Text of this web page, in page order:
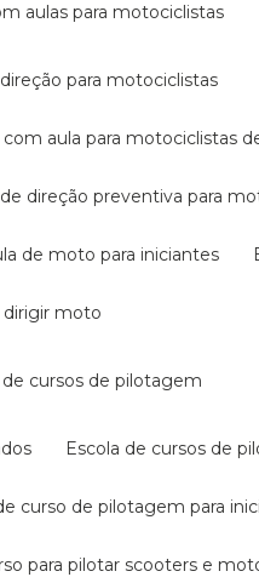
aulas para motociclistas
para motociclistas
com aula para motociclistas
de direção preventiva para
de moto para iniciantes
dirigir moto
de cursos de pilotagem
escola de cursos de
de curso de pilotagem para
para pilotar scooters e